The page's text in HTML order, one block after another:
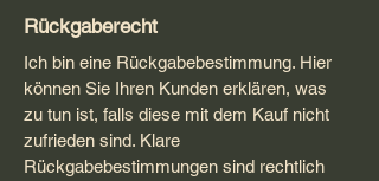
Rückgaberecht
Ich bin eine Rückgabebestimmung. Hier
können Sie Ihren Kunden erklären, was
zu tun ist, falls diese mit dem Kauf nicht
zufrieden sind. Klare
Rückgabebestimmungen sind rechtlich